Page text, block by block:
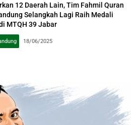
12 Daerah Lain, Tim Fahmil Quran
Selangkah Lagi Raih Medali
MTQH 39 Jabar
18/06/2025